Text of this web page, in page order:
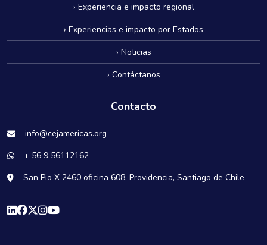
› Experiencia e impacto regional
› Experiencias e impacto por Estados
› Noticias
› Contáctanos
Contacto
info@cejamericas.org
+ 56 9 56112162
San Pio X 2460 oficina 608. Providencia, Santiago de Chile